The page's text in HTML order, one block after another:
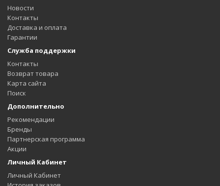
Новости
Контакты
Доставка и оплата
Гарантии
Служба поддержки
Контакты
Возврат товара
Карта сайта
Поиск
Дополнительно
Рекомендации
Бренды
Партнерская программа
Акции
Личный Кабинет
Личный Кабинет